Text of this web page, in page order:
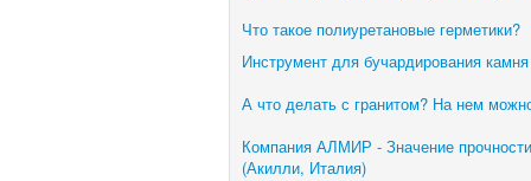
Что такое полиуретановые герметики?
Инструмент для бучардирования камня
А что делать с гранитом? На нем
Компания АЛМИР - Значение
(Акилли, Италия)